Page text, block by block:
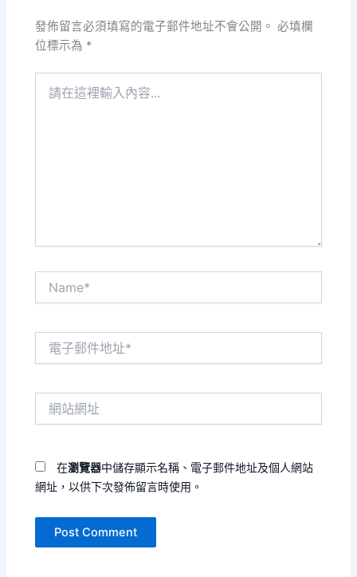
發佈留言必須填寫的電子郵件地址不會公開。 必填欄
位標示為 *
在瀏覽器中儲存顯示名稱、電子郵件地址及個人網站
網址，以供下次發佈留言時使用。